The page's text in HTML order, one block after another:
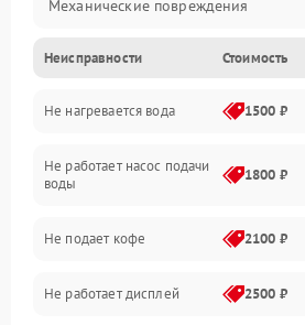
Механические повреждения
Прочие неисправности
Включение и работа
Проблемы с водой
Проблемы с капучинатором и паром
Управление и электроника
Неисправности Стоимость
Не нагревается вода 1500 ₽
Не работает насос подачи
воды
1800 ₽
Не подает кофе 2100 ₽
Не работает дисплей 2500 ₽